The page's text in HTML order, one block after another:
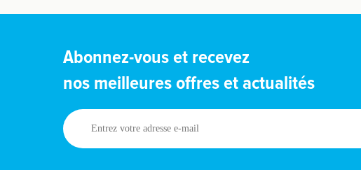
Abonnez-vous et recevez
nos meilleures offres et actualités
Entrez
votre
adresse